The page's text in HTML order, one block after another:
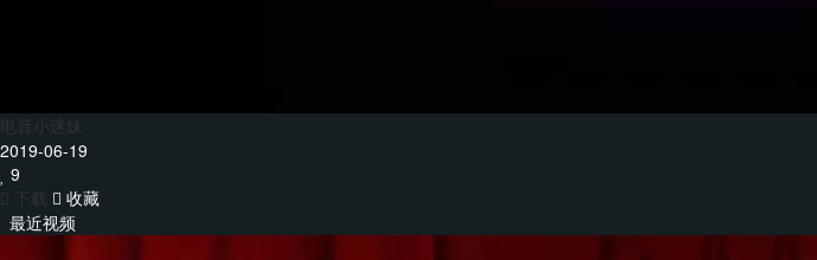
电音小迷妹
2019-06-19
9
下载
收藏
最近视频